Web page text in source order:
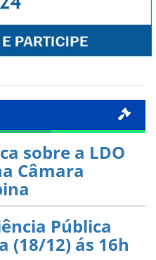
sobre a LDO
Câmara
Pública
(18/12) ás 16h